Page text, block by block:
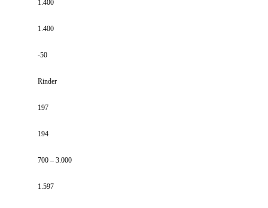
1.400
1.400
-50
Rinder
197
194
700 – 3.000
1.597